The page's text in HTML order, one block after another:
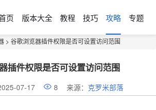
页 版本大全 教程 技巧 攻略 专题
> 谷歌浏览器插件权限是否可设置访问范围
插件权限是否可设置访问范围
07-17 8 来源： 克罗米部落